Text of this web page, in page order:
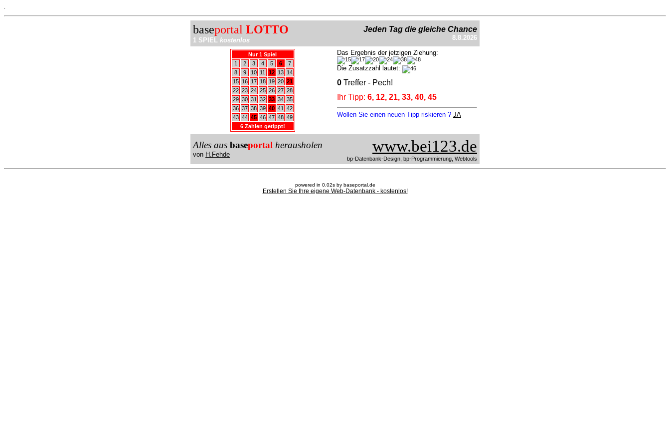
baseportal LOTTO
1 SPIEL kostenlos
Jeden Tag die gleiche Chance
8.8.2026
Nur 1 Spiel
1
2 3 4 5 6
7
8
9 10 11 12 13
14
15
16 17 18 19 20 21
22 23 24 25 26 27 28
29 30 31 32 33 34 35
36 37 38 39 40 41
42
43 44 45 46 47 48 49
6 Zahlen getippt!
Das Ergebnis der jetzigen Ziehung:
Die Zusatzzahl lautet:
0 Treffer - Pech!
Ihr Tipp: 6, 12, 21, 33, 40, 45
Wollen Sie einen neuen Tipp riskieren ? JA
Alles aus baseportal herausholen
von H.Fehde www.bei123.de
bp-Datenbank-Design, bp-Programmierung, Webtools
powered in 0.02s by baseportal.de
Erstellen Sie Ihre eigene Web-Datenbank - kostenlos!